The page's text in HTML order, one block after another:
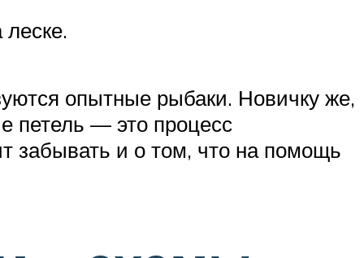
опытные рыбаки. Новичку же,
петель — это процесс
забывать и о том, что на помощь